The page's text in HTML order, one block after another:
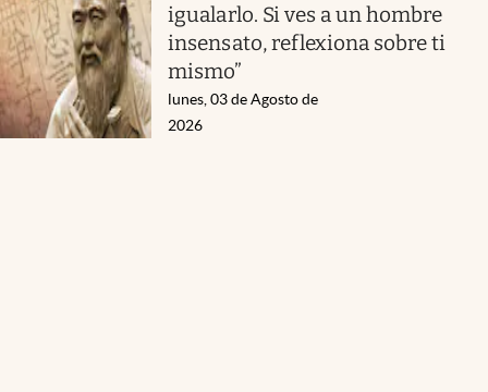
igualarlo. Si ves a un hombre
insensato, reflexiona sobre ti
mismo”
lunes, 03 de Agosto de
2026